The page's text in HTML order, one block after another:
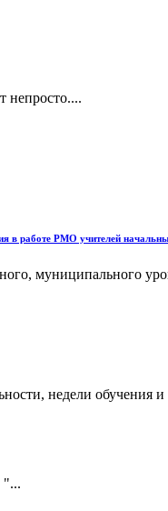
непросто....
в работе РМО учителей
муниципального
недели
"...